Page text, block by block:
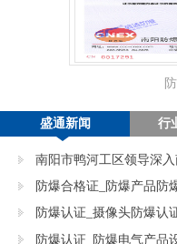
盛通新闻 行
南阳市鸭河工区领导深
促发展
防爆合格证_防爆产品防
防爆认证_摄像头防爆认
防爆认证_防爆电气产品